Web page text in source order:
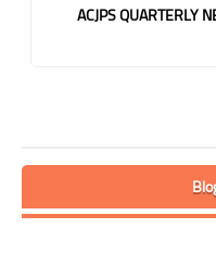
ACJPS QUARTERLY